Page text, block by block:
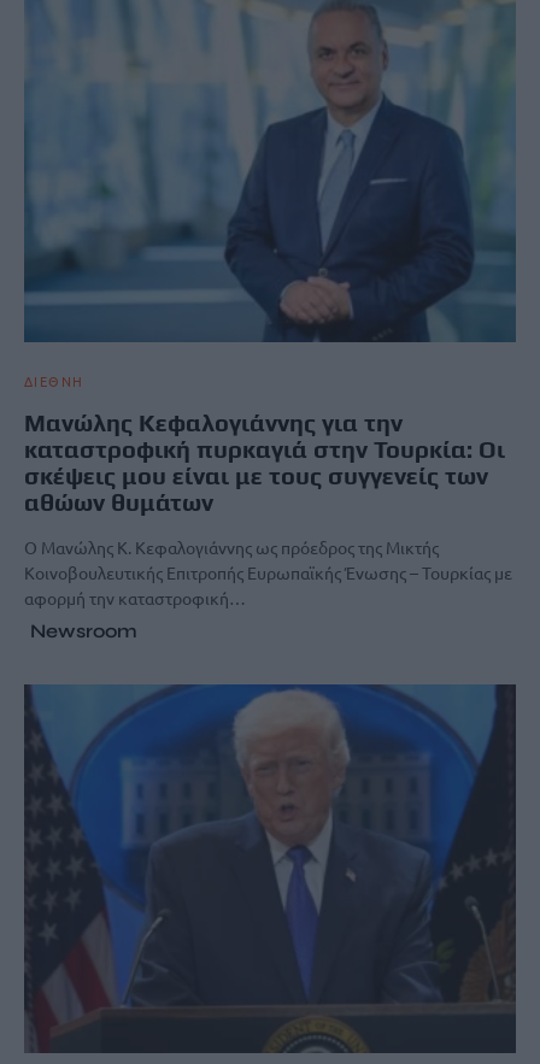
ΔΙΕΘΝΗ
Μανώλης Κεφαλογιάννης για την
καταστροφική πυρκαγιά στην Τουρκία: Οι
σκέψεις μου είναι με τους συγγενείς των
αθώων θυμάτων
Ο Μανώλης Κ. Κεφαλογιάννης ως πρόεδρος της Μικτής
Κοινοβουλευτικής Επιτροπής Ευρωπαϊκής Ένωσης – Τουρκίας με
αφορμή την καταστροφική…
Newsroom